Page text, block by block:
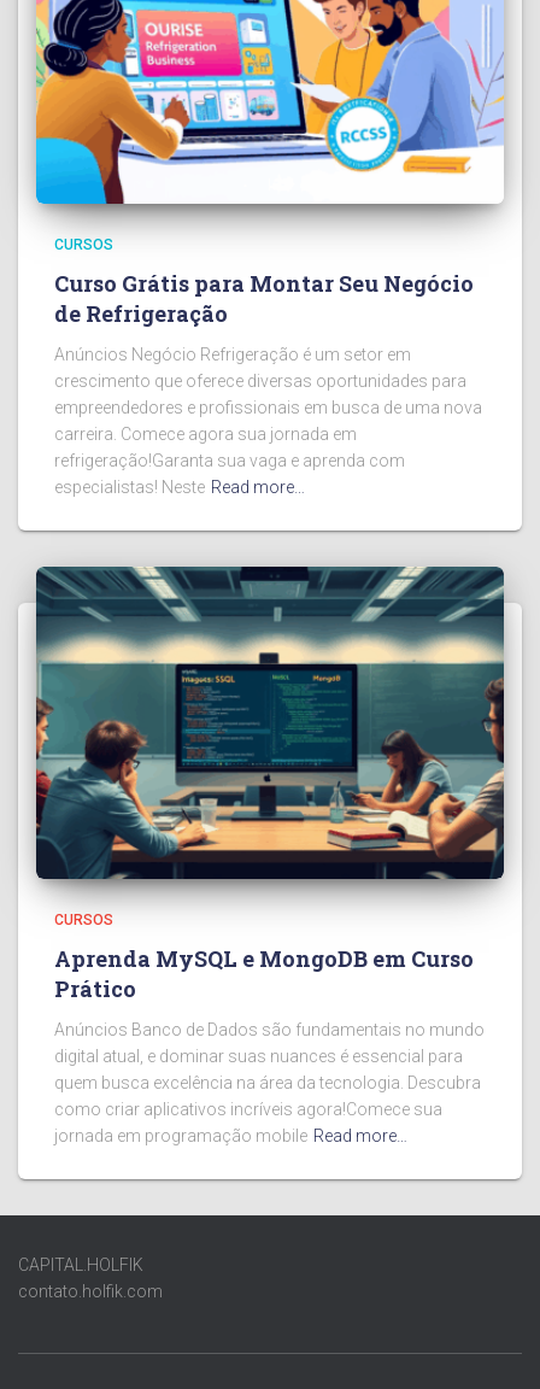
CURSOS
Curso Grátis para Montar Seu Negócio
de Refrigeração
Anúncios Negócio Refrigeração é um setor em
crescimento que oferece diversas oportunidades para
empreendedores e profissionais em busca de uma nova
carreira. Comece agora sua jornada em
refrigeração!Garanta sua vaga e aprenda com
especialistas! Neste Read more…
CURSOS
Aprenda MySQL e MongoDB em Curso
Prático
Anúncios Banco de Dados são fundamentais no mundo
digital atual, e dominar suas nuances é essencial para
quem busca excelência na área da tecnologia. Descubra
como criar aplicativos incríveis agora!Comece sua
jornada em programação mobile Read more…
CAPITAL.HOLFIK
contato.holfik.com